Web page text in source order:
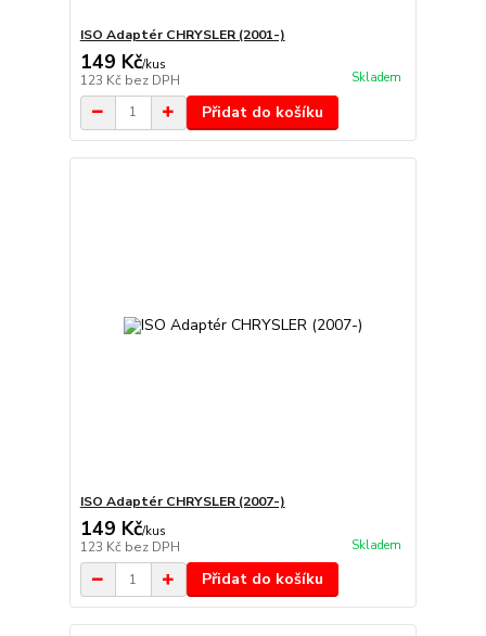
ISO Adaptér CHRYSLER (2001-)
149 Kč/kus
123 Kč bez DPH Skladem
Přidat do košíku
ISO Adaptér CHRYSLER (2007-)
149 Kč/kus
123 Kč bez DPH Skladem
Přidat do košíku